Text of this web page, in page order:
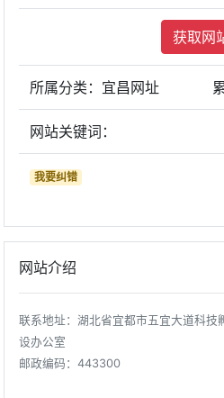
获取网
所属分类：宜昌网址
网站关键词：
我要纠错
网站介绍
联系地址：湖北省宜都市五宜大道科技
设办公室
邮政编码：443300